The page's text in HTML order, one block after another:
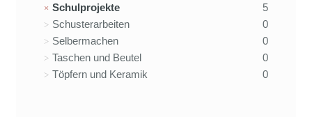
Schulprojekte
5
Schusterarbeiten
0
Selbermachen
0
Taschen und Beutel
0
Töpfern und Keramik
0